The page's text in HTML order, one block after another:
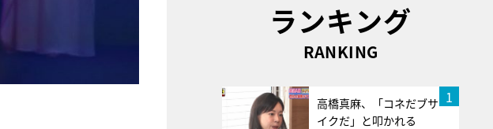
ランキング
RANKING
1
高橋真麻、「コネだブサ
イクだ」と叩かれる